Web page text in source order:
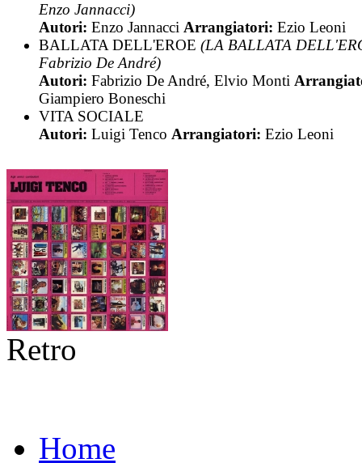
Enzo Jannacci)
Autori: Enzo Jannacci Arrangiatori: Ezio Leoni
BALLATA DELL'EROE (LA BALLATA
Fabrizio De André)
Autori: Fabrizio De André, Elvio Monti
Giampiero Boneschi
VITA SOCIALE
Autori: Luigi Tenco Arrangiatori: Ezio Leoni
Retro
Home